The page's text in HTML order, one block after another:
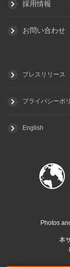
採用情報
お問い合わせ
プレスリリース
プライバシーポ
English
Photos
本